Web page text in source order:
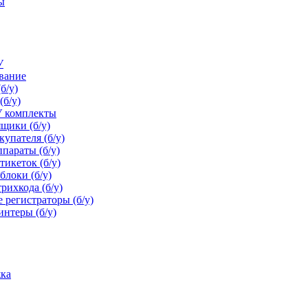
у)
у)
комплекты
(б/у)
(б/у)
(б/у)
(б/у)
(б/у)
(б/у)
(б/у)
(б/у)
у консультанта.
модель с высокими техническими характеристиками,
в решениях, требующих распечатки нефискального чека.
интерфейса: RS-232, USB и Ethernet – и
работу. Встроенный звонок оповещает о распечатке
заправленной чековой ленте. Это снижает
продуктами для торговли и сферы HoReCa: R-